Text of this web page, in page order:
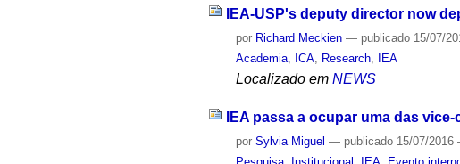
IEA-USP's deputy director now
por Richard Meckien — publicado 15/07/
Academia, ICA, Research, IEA
Localizado em NEWS
IEA passa a ocupar uma das
porSylvia Miguel — publicado 15/07/2016